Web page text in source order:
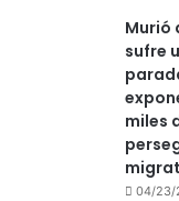
Murió
sufre
miles
04/23/